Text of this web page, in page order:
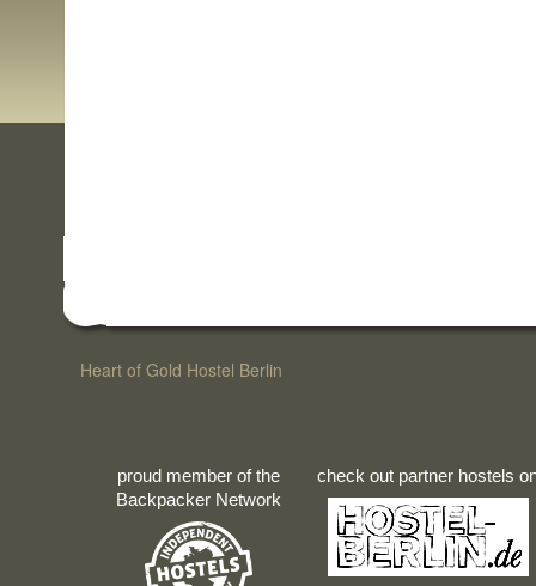
Heart of Gold Hostel Berlin
proud member of the
Backpacker Network
check out partner hostels